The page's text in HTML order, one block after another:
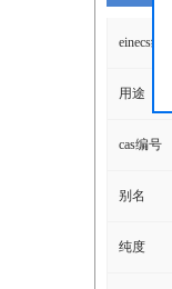
einecs编号
用途
cas编号
别名
纯度